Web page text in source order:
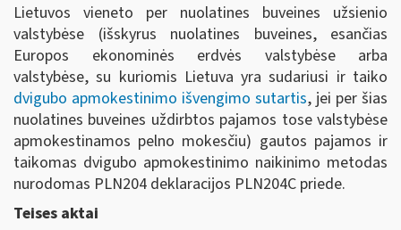
Lietuvos vieneto per nuolatines buveines užsienio
valstybėse (išskyrus nuolatines buveines, esančias
Europos ekonominės erdvės valstybėse arba
valstybėse, su kuriomis Lietuva yra sudariusi ir taiko
dvigubo apmokestinimo išvengimo sutartis, jei per šias
nuolatines buveines uždirbtos pajamos tose valstybėse
apmokestinamos pelno mokesčiu) gautos pajamos ir
taikomas dvigubo apmokestinimo naikinimo metodas
nurodomas PLN204 deklaracijos PLN204C priede.
Teises aktai